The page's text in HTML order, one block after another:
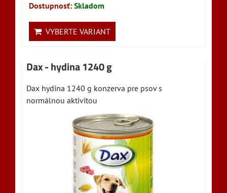
Dostupnosť: Skladom
VYBERTE VARIANT
Dax - hydina 1240 g
Dax hydina 1240 g konzerva pre psov s
normálnou aktivitou